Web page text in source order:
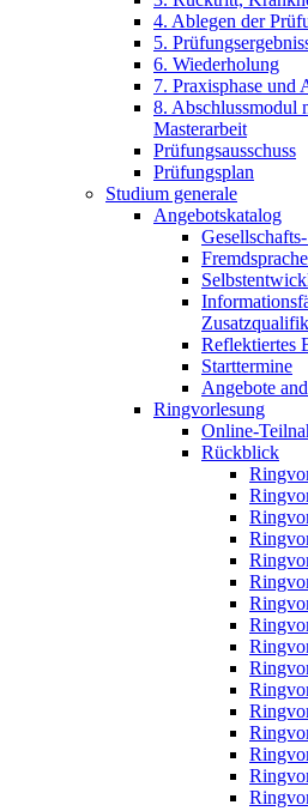
4. Ablegen der
5.
6. Wiederholung
7. Praxisphase und
8. Abschlussmodul
Masterarbeit
Prüfungsausschuss
Prüfungsplan
Studium generale
Angebotskatalog
Reflektiertes
Starttermine
Angebote
Ringvorlesung
Online-
Rückblick